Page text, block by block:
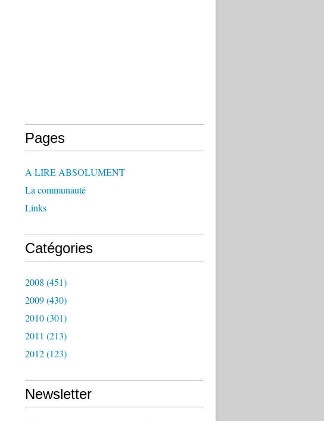
Pages
A LIRE ABSOLUMENT
La communauté
Links
Catégories
2008 (451)
2009(430)
2010(301)
2011 (213)
2012(123)
Newsletter